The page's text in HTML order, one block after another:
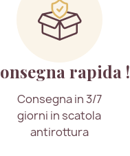
rapida !
Consegna in 3/7
giorni in scatola
antirottura